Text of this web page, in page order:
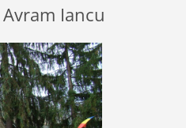
Iancu